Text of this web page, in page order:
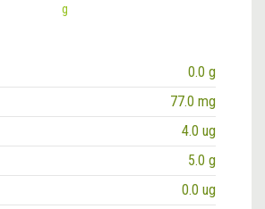
g
0.0 g
77.0 mg
4.0 ug
5.0 g
0.0 ug